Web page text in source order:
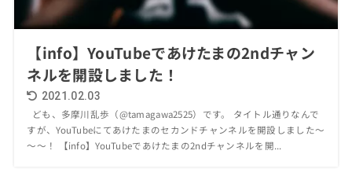
【info】YouTubeであけたまの2ndチャン
ネルを開設しました！
2021.02.03
ども、多摩川乱歩（@tamagawa2525）です。 タイトル通りなんで
すが、YouTubeにてあけたまのセカンドチャンネルを開設しました～
～～！ 【info】YouTubeであけたまの2ndチャンネルを開...